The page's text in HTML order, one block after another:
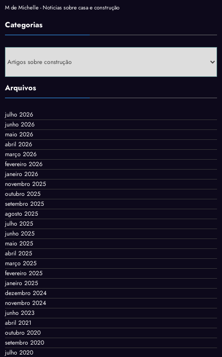
M de Michelle - Noticias sobre casa e construção
Categorias
Arquivos
julho 2026
junho 2026
maio 2026
abril 2026
março 2026
fevereiro 2026
janeiro 2026
novembro 2025
outubro 2025
setembro 2025
agosto 2025
julho 2025
junho 2025
maio 2025
abril 2025
março 2025
fevereiro 2025
janeiro 2025
dezembro 2024
novembro 2024
junho 2023
abril 2021
outubro 2020
setembro 2020
julho 2020